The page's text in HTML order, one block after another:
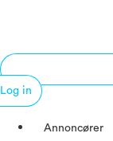
Log in
Annoncører